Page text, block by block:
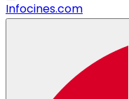
Infocines.com